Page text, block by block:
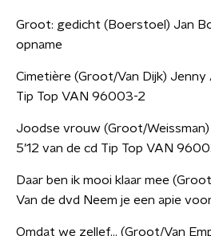
Groot: gedicht (Boerstoel) Jan
opname
Cimetière (Groot/Van Dijk) Jenny
Tip Top VAN 96003-2
Joodse vrouw (Groot/
5’12 van de cd Tip Top VAN
Daar ben ik mooi klaar mee
Van de dvd Neem je een apie
Omdat we zellef… (Groot/Van